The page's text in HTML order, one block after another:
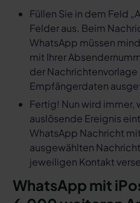
Füllen Sie in dem Feld
Felder aus. Beim
WhatsApp müssen
mit Ihrer
der Nachrichtenvorlage
Empfängerdaten
Fertig! Nun wird immer,
auslösende Ereignis
WhatsApp Nachricht
ausgewählten
jeweiligen Kontakt
WhatsApp mit